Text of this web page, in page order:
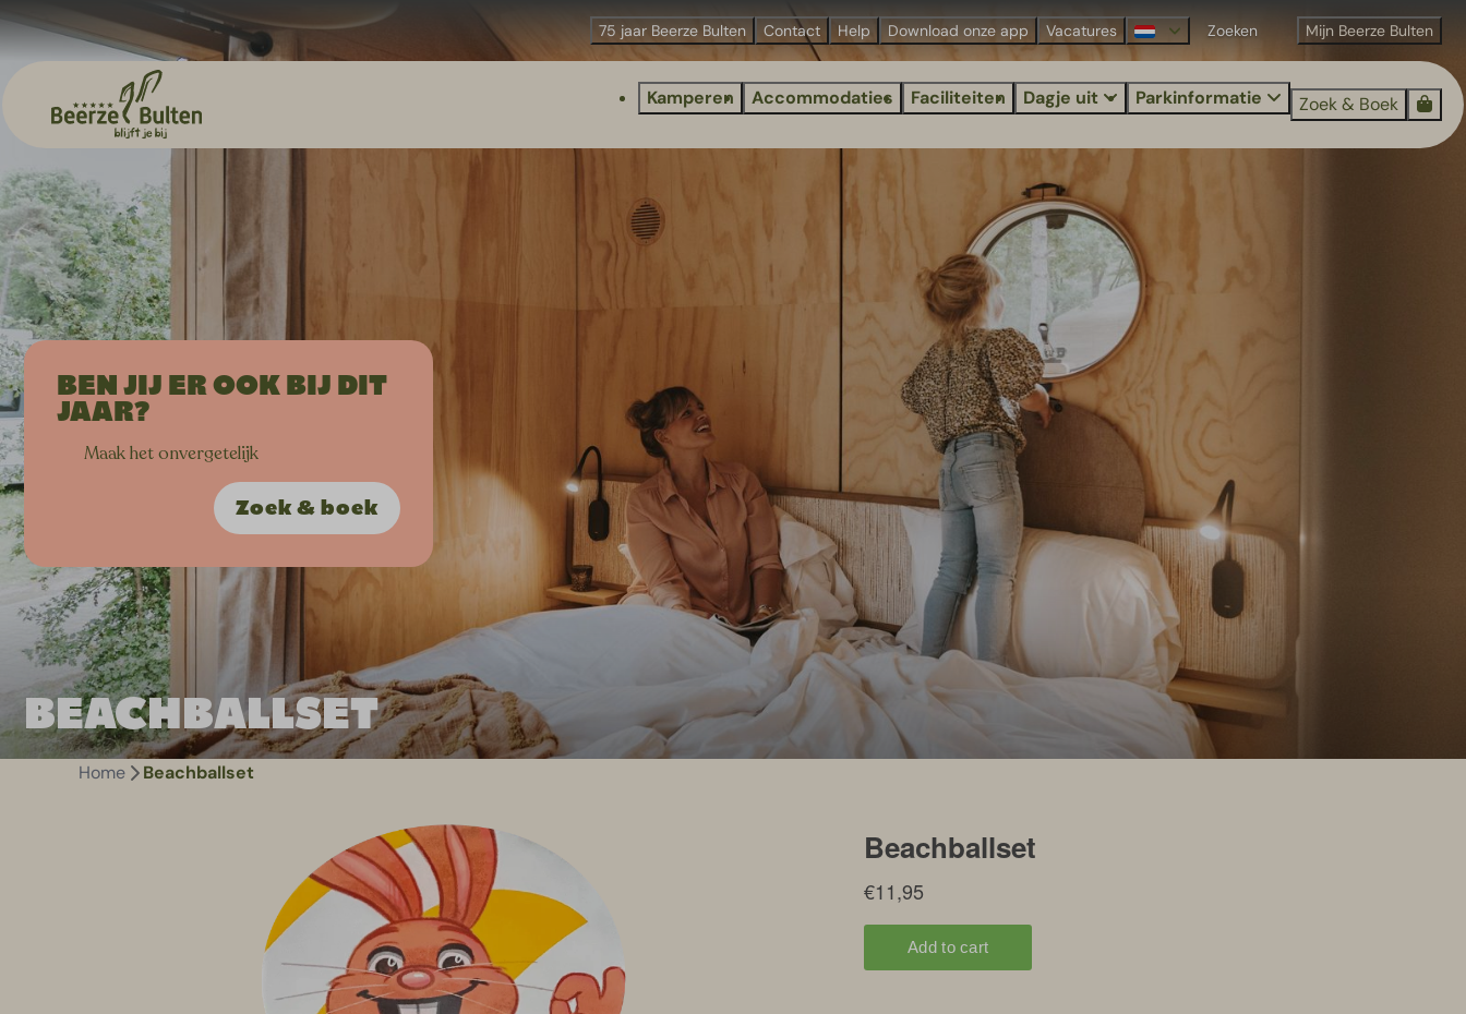
75 jaar Beerze Bulten Contact Help Download onze app Vacatures Mijn Beerze Bulten
Kamperen Accommodaties Faciliteiten Dagje uit Parkinformatie Zoek & Boek
BEN JIJ ER OOK BIJ DIT
JAAR?
Maak het onvergetelijk
Zoek & boek
DE ALLERLEUKSTE
FAMILIECAMPING
Bij ANWB Camping van het Jaar
2026
Ontdek Wikkelhouse
BEACHBALLSET
Home Beachballset